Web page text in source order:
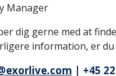
Manager
dig gerne med at
information, er
| +45